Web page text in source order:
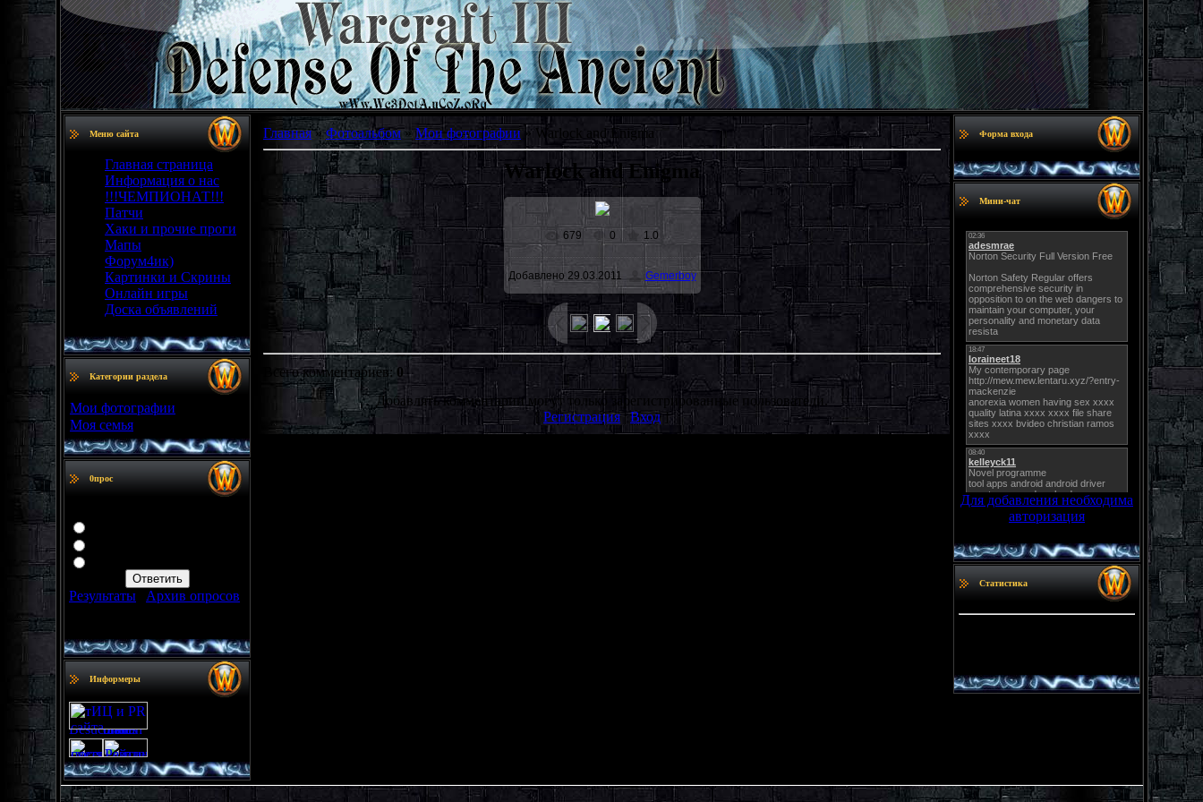
Меню сайта
Главная страница
Информация о нас
!!!ЧЕМПИОНАТ!!!
Патчи
Хаки и прочие проги
Мапы
Форум4ик)
Картинки и Скрины
Онлайн игры
Доска объявлений
Категории раздела
Мои фотографии
Моя семья
0прос
Результаты
Архив опросов
Информеры
Главная»Фотоальбом»Мои фотографии » Warlock and Enigma
Warlock and Enigma
679 0 1.0
Добавлено 29.03.2011 Gemerboy
Всего комментариев: 0
Добавлять комментарии могут только зарегистрированные пользователи.
[ Регистрация|Вход]
Форма входа
Мини-чат
Для добавления необходима
авторизация
Статистика